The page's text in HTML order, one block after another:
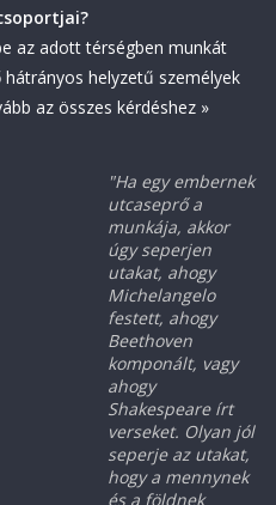
az adott térségben munkát
helyzetű személyek
az összes kérdéshez »
"Ha egy embernek
utcaseprő a
munkája, akkor
úgy seperjen
utakat, ahogy
Michelangelo
festett, ahogy
Beethoven
komponált, vagy
ahogy
Shakespeare írt
verseket. Olyan jól
seperje az utakat,
hogy a mennynek
és a földnek